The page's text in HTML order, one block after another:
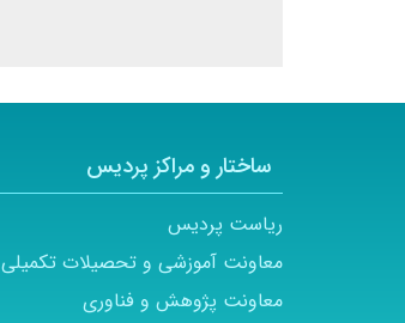
ساختار و مراکز پردیس
ریاست پردیس
معاونت آموزشی و تحصیلات تکمیلی
معاونت پژوهش و فناوری